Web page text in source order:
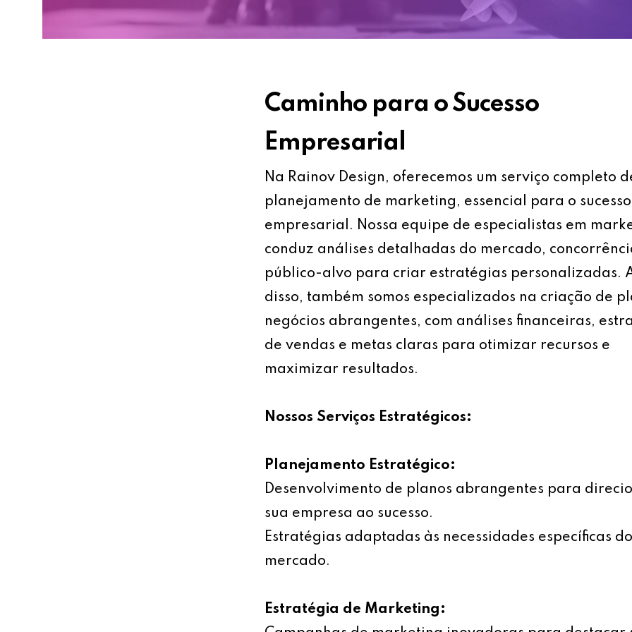
Caminho para o Sucesso
Empresarial
Na Rainov Design, oferecemos um serviço completo
planejamento de marketing, essencial para o sucesso
empresarial. Nossa equipe de especialistas em
conduz análises detalhadas do mercado,
público-alvo para criar estratégias personalizadas.
disso, também somos especializados na criação de
negócios abrangentes, com análises financeiras,
de vendas e metas claras para otimizar recursos e
maximizar resultados.
Nossos Serviços Estratégicos:
Planejamento Estratégico:
Desenvolvimento de planos abrangentes para
sua empresa ao sucesso.
Estratégias adaptadas às necessidades específicas do
mercado.
Estratégia de Marketing: